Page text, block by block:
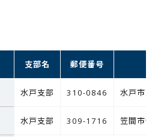
支部名 郵便番号
水戸支部 310-0846 水戸市東
水戸支部 309-1716 笠間市